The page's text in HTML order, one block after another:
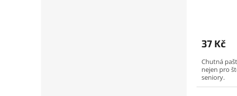
je
z
5
hvězdiček.
37 Kč
Chutná
nejen pro
seniory.